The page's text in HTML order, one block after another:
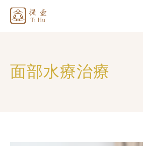
面部水療治療